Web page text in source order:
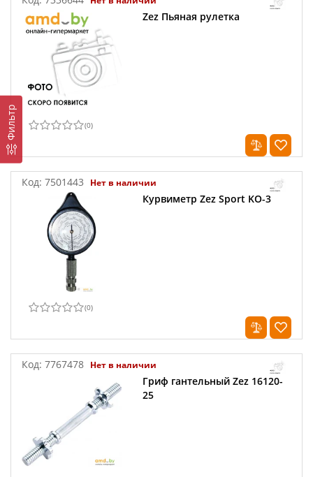
Фильтр
Zez Пьяная рулетка
(0)
Код: 7501443 Нет в наличии
Курвиметр Zez Sport KO-3
(0)
Код: 7767478 Нет в наличии
Гриф гантельный Zez 16120-
25